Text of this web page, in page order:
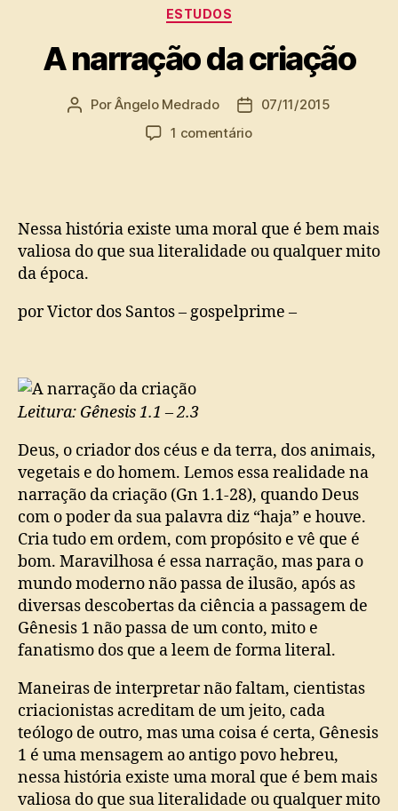
Categorias
ESTUDOS
A narração da criação
Autor
PorÂngelo Medrado
Data07/11/2015
1 comentárioem
Nessa história existe uma moral que é bem mais
valiosa do que sua literalidade ou qualquer mito
da época.
por Victor dos Santos – gospelprime –
Leitura: Gênesis 1.1 – 2.3
Deus, o criador dos céus e da terra, dos animais,
vegetais e do homem. Lemos essa realidade na
narração da criação (Gn 1.1-28), quando Deus
com o poder da sua palavra diz “haja” e houve.
Cria tudo em ordem, com propósito e vê que é
bom. Maravilhosa é essa narração, mas para o
mundo moderno não passa de ilusão, após as
diversas descobertas da ciência a passagem de
Gênesis 1 não passa de um conto, mito e
fanatismo dos que a leem de forma literal.
Maneiras de interpretar não faltam, cientistas
criacionistas acreditam de um jeito, cada
teólogo de outro, mas uma coisa é certa, Gênesis
1 é uma mensagem ao antigo povo hebreu,
nessa história existe uma moral que é bem mais
valiosa do que sua literalidade ou qualquer mito